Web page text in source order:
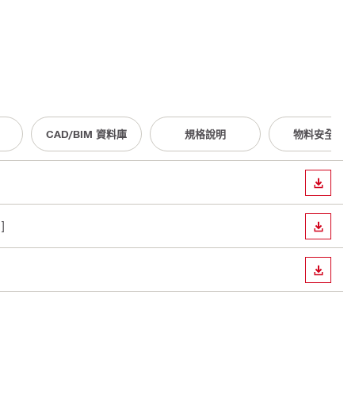
CAD/BIM 資料庫 規格說明 物料安全數據
下載
下載
下載